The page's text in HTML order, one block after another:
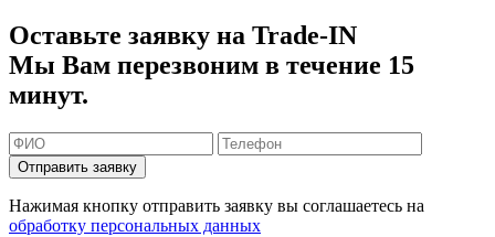
Оставьте заявку на Trade-IN
Мы Вам перезвоним в течение 15
минут.
Отправить заявку
Нажимая кнопку отправить заявку вы соглашаетесь на
обработку персональных данных